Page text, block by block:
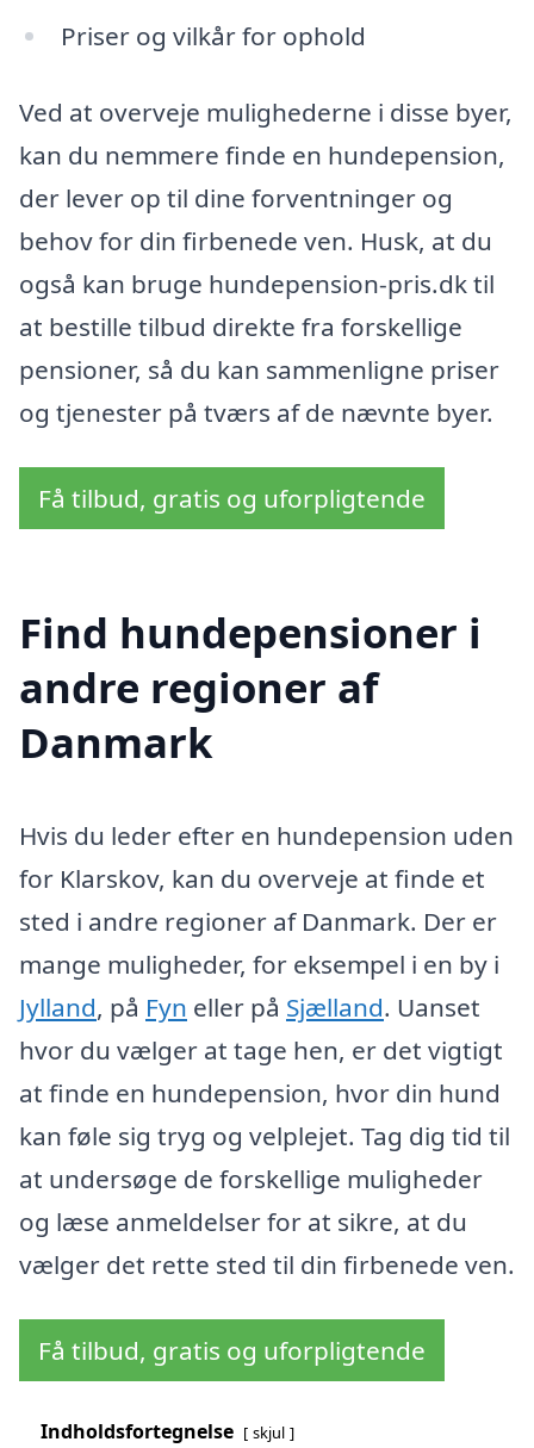
Priser og vilkår for ophold
Ved at overveje mulighederne i disse byer,
kan du nemmere finde en hundepension,
der lever op til dine forventninger og
behov for din firbenede ven. Husk, at du
også kan bruge hundepension-pris.dk til
at bestille tilbud direkte fra forskellige
pensioner, så du kan sammenligne priser
og tjenester på tværs af de nævnte byer.
Få tilbud, gratis og uforpligtende
Find hundepensioner i
andre regioner af
Danmark
Hvis du leder efter en hundepension uden
for Klarskov, kan du overveje at finde et
sted i andre regioner af Danmark. Der er
mange muligheder, for eksempel i en by i
Jylland, på Fyn eller på Sjælland. Uanset
hvor du vælger at tage hen, er det vigtigt
at finde en hundepension, hvor din hund
kan føle sig tryg og velplejet. Tag dig tid til
at undersøge de forskellige muligheder
og læse anmeldelser for at sikre, at du
vælger det rette sted til din firbenede ven.
Få tilbud, gratis og uforpligtende
Indholdsfortegnelse skjul